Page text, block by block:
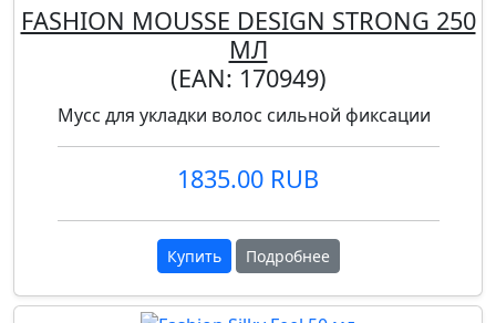
FASHION MOUSSE DESIGN STRONG 250
МЛ
(EAN: 170949)
Мусс для укладки волос сильной фиксации
1835.00 RUB
Купить Подробнее